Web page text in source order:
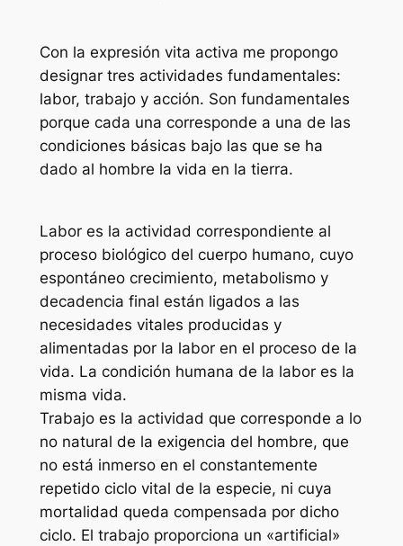
Con la expresión vita activa me propongo
designar tres actividades fundamentales:
labor, trabajo y acción. Son fundamentales
porque cada una corresponde a una de las
condiciones básicas bajo las que se ha
dado al hombre la vida en la tierra.
Labor es la actividad correspondiente al
proceso biológico del cuerpo humano, cuyo
espontáneo crecimiento, metabolismo y
decadencia final están ligados a las
necesidades vitales producidas y
alimentadas por la labor en el proceso de la
vida. La condición humana de la labor es la
misma vida.
Trabajo es la actividad que corresponde a lo
no natural de la exigencia del hombre, que
no está inmerso en el constantemente
repetido ciclo vital de la especie, ni cuya
mortalidad queda compensada por dicho
ciclo. El trabajo proporciona un «artificial»